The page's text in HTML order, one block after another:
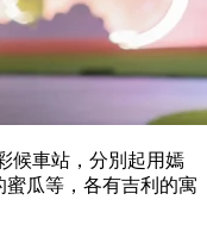
候車站，分別起用嫣
瓜等，各有吉利的寓